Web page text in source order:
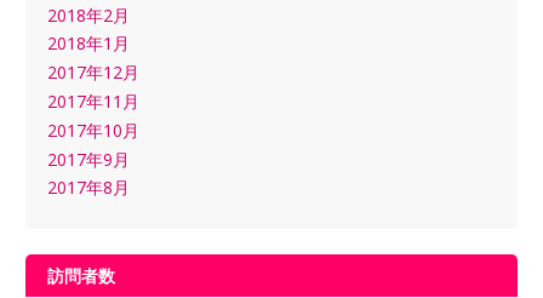
2018年2月
2018年1月
2017年12月
2017年11月
2017年10月
2017年9月
2017年8月
訪問者数